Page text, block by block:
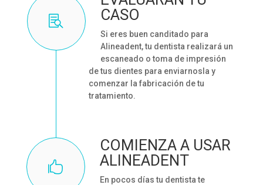

CASO
Si eres buen canditado para
Alineadent, tu dentista realizará un
escaneado o toma de impresión
de tus dientes para enviarnosla y
comenzar la fabricación de tu
tratamiento.

COMIENZA A USAR
ALINEADENT
En pocos días tu dentista te